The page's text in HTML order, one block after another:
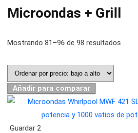
Microondas + Grill
Mostrando 81–96 de 98 resultados
Añadir para comparar
Guardar 2